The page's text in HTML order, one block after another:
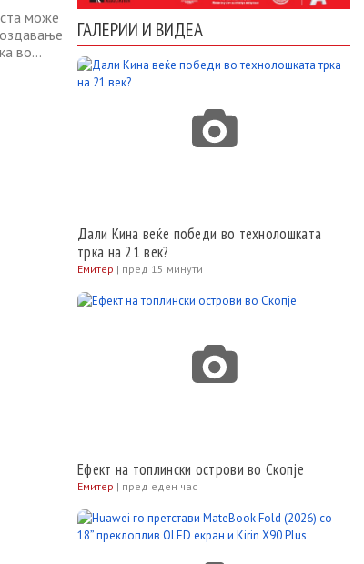
може
во
ГАЛЕРИИ И ВИДЕА
Дали Кина веќе победи во технолошката
трка на 21 век?
Емитер | пред 15 минути
Ефект на топлински острови во Скопје
Емитер | пред еден час